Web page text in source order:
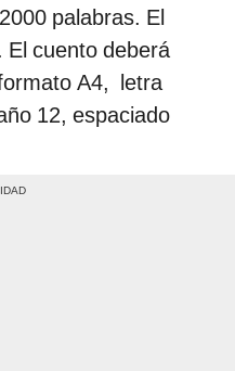
palabras. El
cuento deberá
A4, letra
12, espaciado